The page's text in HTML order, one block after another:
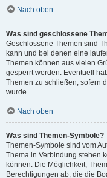
Nach oben
Was sind geschlossene
Geschlossene Themen sind
kann und bei denen eine
Themen können aus vielen
gesperrt werden. Eventuell
Themen zu schließen, sofern
wurde.
Nach oben
Was sind Themen-Symbole?
Themen-Symbole sind vom
Thema in Verbindung stehen
können. Die Möglichkeit,
Berechtigungen ab, die die